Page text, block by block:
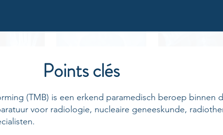
Points clés
(TMB) is een erkend paramedisch beroep binnen
voor radiologie, nucleaire geneeskunde,